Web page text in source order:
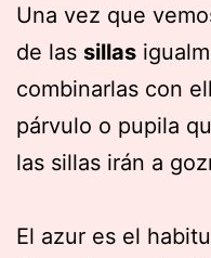
Una vez que
de las sillas
combinarlas con
párvulo o pupila
las sillas irán a
El azur es el